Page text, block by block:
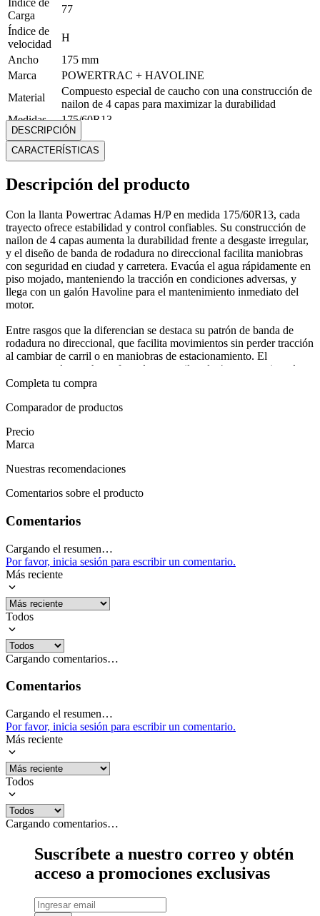
Índice de
Carga
77
Índice de
velocidad
H
Ancho
175 mm
Marca
POWERTRAC + HAVOLINE
Material
Compuesto especial de caucho con una construcción de
nailon de 4 capas para maximizar la durabilidad
Medidas
175/60R13
Modelo
ADAMAS H/P
Peso
máximo
412 Kg
Rin
R13
Mostrar más
DESCRIPCIÓN
CARACTERÍSTICAS
Descripción del producto
Con la llanta Powertrac Adamas H/P en medida 175/60R13, cada
trayecto ofrece estabilidad y control confiables. Su construcción de
nailon de 4 capas aumenta la durabilidad frente a desgaste irregular,
y el diseño de banda de rodadura no direccional facilita maniobras
con seguridad en ciudad y carretera. Evacúa el agua rápidamente en
piso mojado, manteniendo la tracción en condiciones adversas, y
llega con un galón Havoline para el mantenimiento inmediato del
motor.
Entre rasgos que la diferencian se destaca su patrón de banda de
rodadura no direccional, que facilita movimientos sin perder tracción
al cambiar de carril o en maniobras de estacionamiento. El
compuesto de caucho, reforzado con nailon de 4 capas, resiste el
desgaste y mantiene la estabilidad en trayectos largos. Esta llanta
rigidez en autopista, brindando confianza al conductor en
Para completar, el uso diario se ve favorecido por la compatibilidad
segura y control tanto en mojado como en seco, manteniendo una
a la durabilidad de la construcción y la cubierta de alta resistencia
Completa tu compra
Comparador de productos
Precio
Marca
Nuestras recomendaciones
Comentarios sobre el producto
Comentarios
Cargando el resumen…
Por favor, inicia sesión para escribir un comentario.
Más reciente
Todos
Cargando comentarios…
Comentarios
Cargando el resumen…
Por favor, inicia sesión para escribir un comentario.
Más reciente
Todos
Cargando comentarios…
Suscríbete a nuestro correo y obtén
acceso a promociones exclusivas